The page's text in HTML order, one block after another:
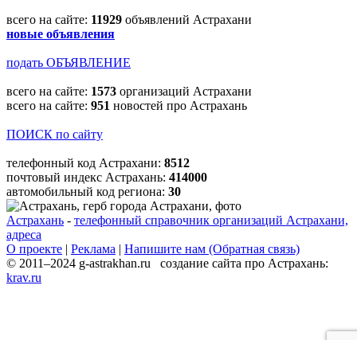
всего на сайте: 11929 объявлений Астрахани
новые объявления
подать ОБЪЯВЛЕНИЕ
всего на сайте: 1573 организаций Астрахани
всего на сайте: 951 новостей про Астрахань
ПОИСК по сайту
телефонный код Астрахани: 8512
почтовый индекс Астрахань: 414000
автомобильный код региона: 30
Астрахань - телефонный справочник организаций Астрахани,
адреса
О проекте | Реклама | Напишите нам (Обратная связь)
© 2011–2024 g-astrakhan.ru создание сайта про Астрахань:
krav.ru